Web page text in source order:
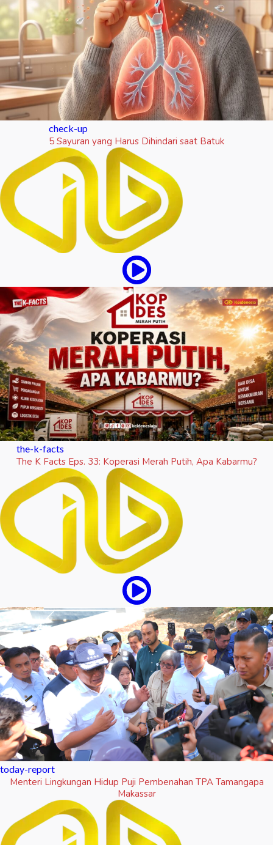
check-up
5 Sayuran yang Harus Dihindari saat Batuk
the-k-facts
The K Facts Eps. 33: Koperasi Merah Putih, Apa Kabarmu?
today-report
Menteri Lingkungan Hidup Puji Pembenahan TPA Tamangapa
Makassar